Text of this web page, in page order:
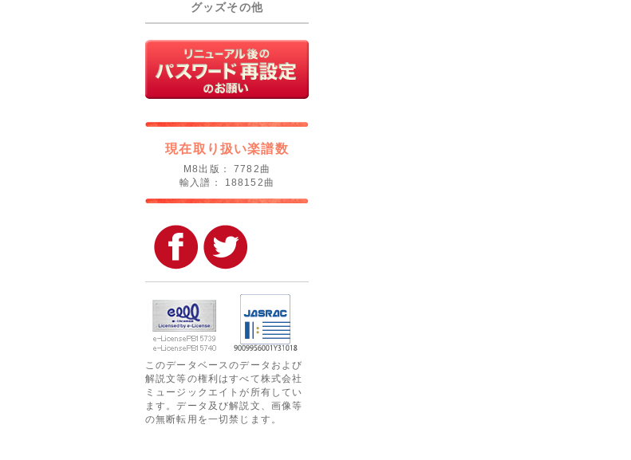
グッズその他
現在取り扱い楽譜数
M8出版： 7782曲
輸入譜： 188152曲
このデータベースのデータおよび
解説文等の権利はすべて株式会社
ミュージックエイトが所有してい
ます。データ及び解説文、画像等
の無断転用を一切禁じます。